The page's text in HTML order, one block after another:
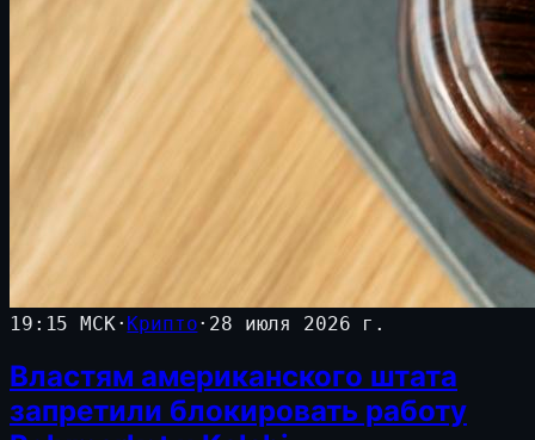
19:15 МСК · Крипто· 28 июля 2026 г.
Властям американского штата
запретили блокировать работу